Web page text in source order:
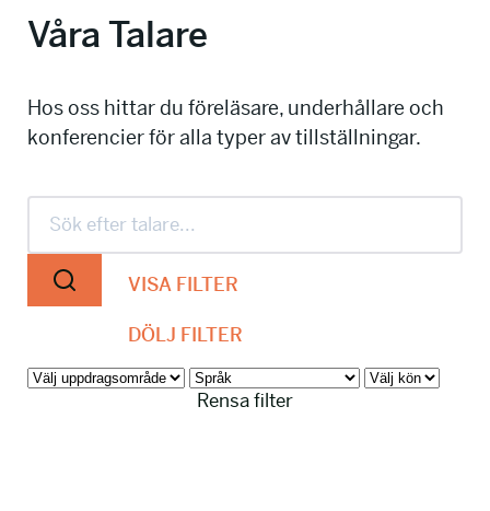
08-38 15 15
info@talkingminds.se
Våra Talare
Hos oss hittar du föreläsare, underhållare och
konferencier för alla typer av tillställningar.
VISA FILTER
DÖLJ FILTER
Rensa filter